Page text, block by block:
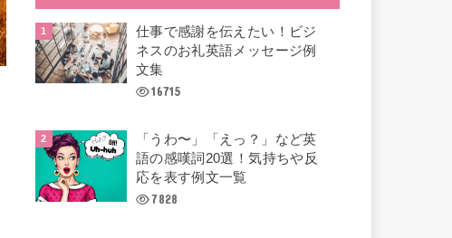
仕事で感謝を伝えたい！ビジ
ネスのお礼英語メッセージ例
文集
16715
「うわ〜」「えっ？」など英
語の感嘆詞20選！気持ちや反
応を表す例文一覧
7828